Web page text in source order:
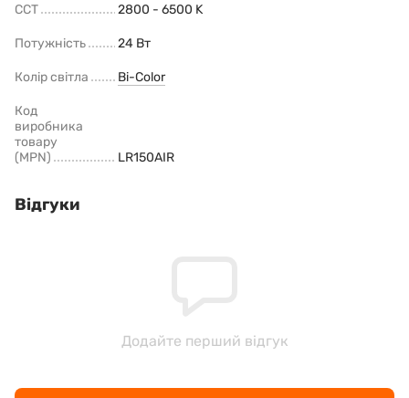
ССТ 2800 - 6500 K
Потужність 24 Вт
Колір світла Bi-Color
Код
виробника
товару
(MPN)
LR150AIR
Відгуки
Додайте перший відгук